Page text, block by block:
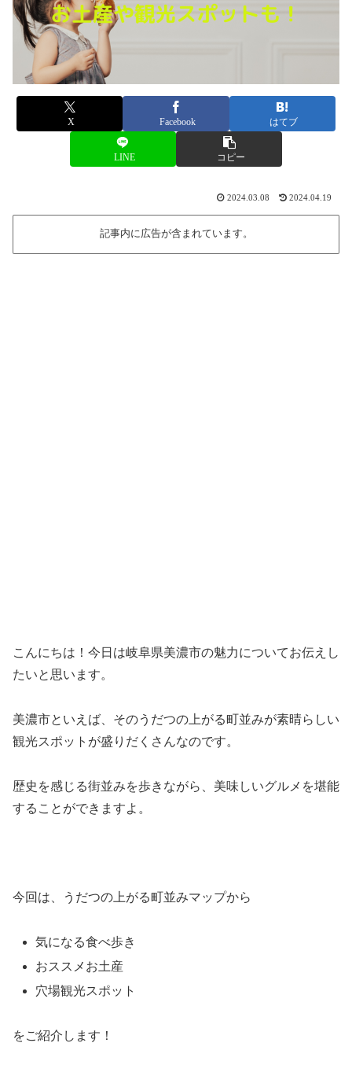
X Facebook はてブ
LINE コピー
2024.03.08 2024.04.19
記事内に広告が含まれています。
こんにちは！今日は岐阜県美濃市の魅力についてお伝えし
たいと思います。
美濃市といえば、そのうだつの上がる町並みが素晴らしい
観光スポットが盛りだくさんなのです。
歴史を感じる街並みを歩きながら、美味しいグルメを堪能
することができますよ。
今回は、うだつの上がる町並みマップから
気になる食べ歩き
おススメお土産
穴場観光スポット
をご紹介します！